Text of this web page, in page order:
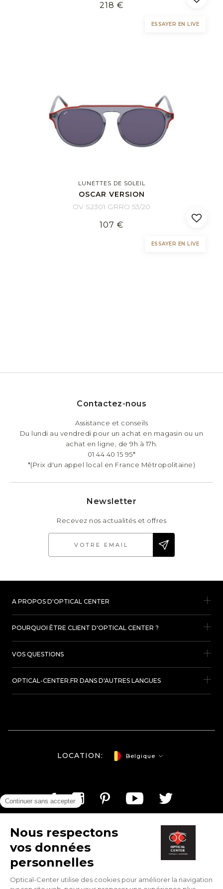
218 €
ESSAYER EN LIVE
LUNETTES DE SOLEIL
OSCAR VERSION
OV S2301 GRRO 53/20
107 €
ESSAYER EN LIVE
Contactez-nous
Assistance et conseils
Du lundi au vendredi pour un achat en magasin ou un
achat en ligne, de 9h à 17h.
01 44 40 15 95*
*(Prix d'un appel local en France Métropolitaine)
Newsletter
Recevez nos actualités et offres
A PROPOS D'OPTICAL CENTER
POURQUOI ÊTRE CLIENT D'OPTICAL CENTER ?
VOS QUESTIONS
OPTICAL-CENTER.FR DANS D'AUTRES LANGUES
LOCATION: Belgique
Optical-center.be/fr © Copyright 2026